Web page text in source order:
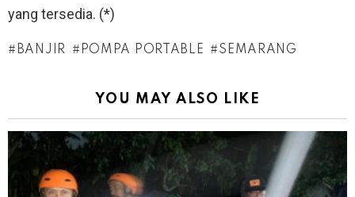
yang tersedia. (*)
BANJIR POMPA PORTABLE SEMARANG
YOU MAY ALSO LIKE